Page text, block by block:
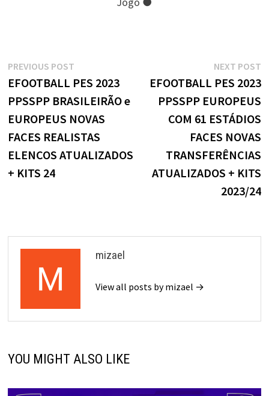
Navegação
de
Post
PREVIOUS POSTPrevious
post:
EFOOTBALL PES 2023
PPSSPP BRASILEIRÃO e
EUROPEUS NOVAS
FACES REALISTAS
ELENCOS ATUALIZADOS
+ KITS 24
NEXT POST
EFOOTBALL PES 2023
PPSSPP EUROPEUS
COM 61 ESTÁDIOS
FACES NOVAS
TRANSFERÊNCIAS
ATUALIZADOS + KITS
2023/24
mizael
View all posts by mizael →
YOU MIGHT ALSO LIKE